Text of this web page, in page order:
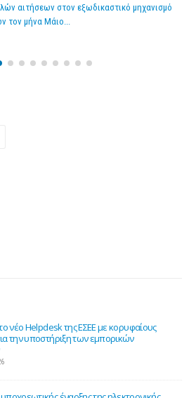
αιτήσεων στον εξωδικαστικό μηχανισμό
τον μήνα Μάιο...
νέο Helpdesk της ΕΣΕΕ με κορυφαίους
την υποστήριξη των εμπορικών